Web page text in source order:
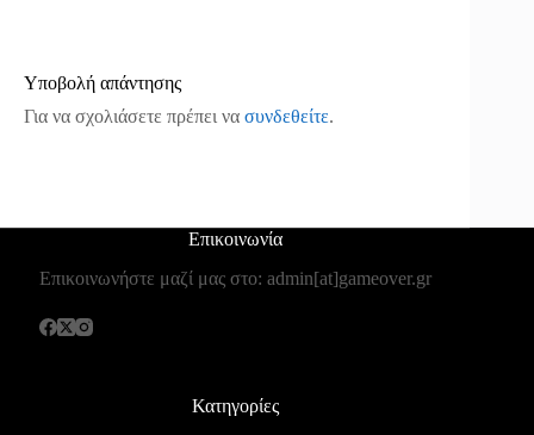
Υποβολή απάντησης
Για να σχολιάσετε πρέπει να συνδεθείτε.
Επικοινωνία
Επικοινωνήστε μαζί μας στο: admin[at]gameover.gr
Κατηγορίες